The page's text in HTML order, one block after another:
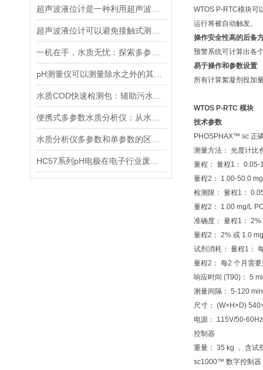
WTOS P-RTC模块可
运行将被自动触发。
操作安全性高的后备
预警系统可计算出各
易于操作和参数设置
所有计算絮凝剂投加
WTOS P-RTC 模块
技术参数
PHOSPHAX™ sc 正
测量方法： 光度计比
量程： 量程1： 0.05-
量程2： 1.00-50.0
检测限： 量程1：
量程2： 1.00 mg/L
准确度： 量程1：
量程2： 2% 或 1.0
试剂消耗： 量程1：
量程2： 每2 个月需
响应时间 (T90)： 5
测量间隔： 5-120
尺寸： (W×H×D)
电源： 115V/50-
控制器
重量： 35 kg ， 含试
sc1000™ 数字控制器